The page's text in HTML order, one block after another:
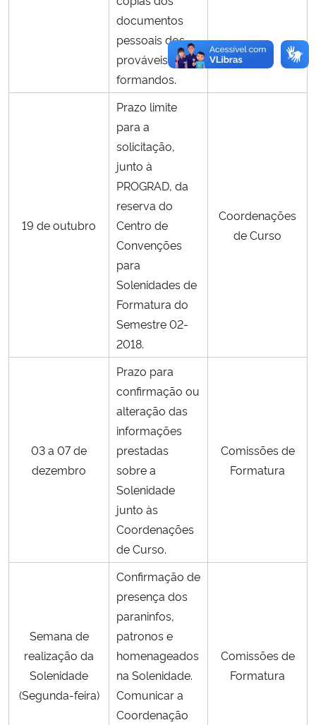
documentos
pessoais dos
prováveis
formandos.
19 de outubro
Prazo limite
para a
solicitação,
junto à
PROGRAD, da
reserva do
Centro de
Convenções
para
Solenidades de
Formatura do
Semestre 02-
2018.
Coordenações
de Curso
03 a 07 de
dezembro
Prazo para
confirmação ou
alteração das
informações
prestadas
sobre a
Solenidade
junto às
Coordenações
de Curso.
Comissões de
Formatura
Semana de
realização da
Solenidade
(Segunda-feira)
Confirmação de
presença dos
paraninfos,
patronos e
homenageados
na Solenidade.
Comunicar a
Coordenação
Comissões de
Formatura